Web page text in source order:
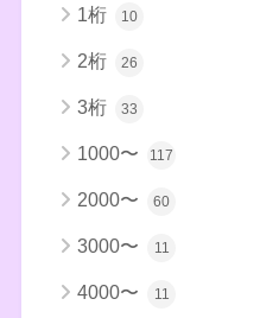
1桁 10
2桁 26
3桁 33
1000〜 117
2000〜 60
3000〜 11
4000〜 11